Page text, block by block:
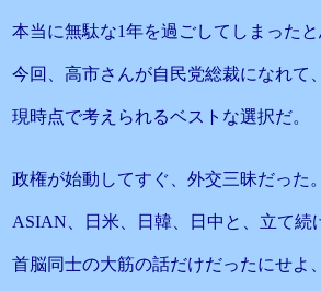
本当に無駄な1年を過ごしてしまったと
今回、高市さんが自民党総裁になれて
現時点で考えられるベストな選択だ。
政権が始動してすぐ、外交三昧だった。
ASIAN、日米、日韓、日中と、立て続
首脳同士の大筋の話だけだったにせよ